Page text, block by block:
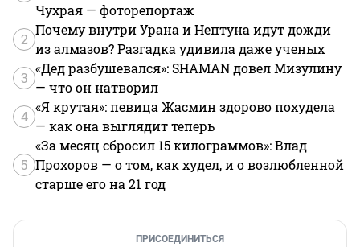
Чухрая — фоторепортаж
2
Почему внутри Урана и Нептуна идут дожди
из алмазов? Разгадка удивила даже ученых
3
«Дед разбушевался»: SHAMAN довел Мизулину
— что он натворил
4
«Я крутая»: певица Жасмин здорово похудела
— как она выглядит теперь
5
«За месяц сбросил 15 килограммов»: Влад
Прохоров — о том, как худел, и о возлюбленной
старше его на 21 год
ПРИСОЕДИНИТЬСЯ